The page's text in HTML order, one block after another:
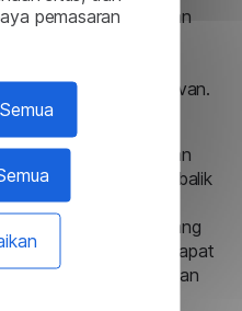
pemasaran
akan memungkinkan
dan menanggapi
lebih efektif,
lebih tepat dan relevan.
(NLP).
Kemajuan AI
sistem pengenalan
maksud di balik
hanya makna
pada interaksi yang
di mana teknologi dapat
memberikan bantuan
manusia.